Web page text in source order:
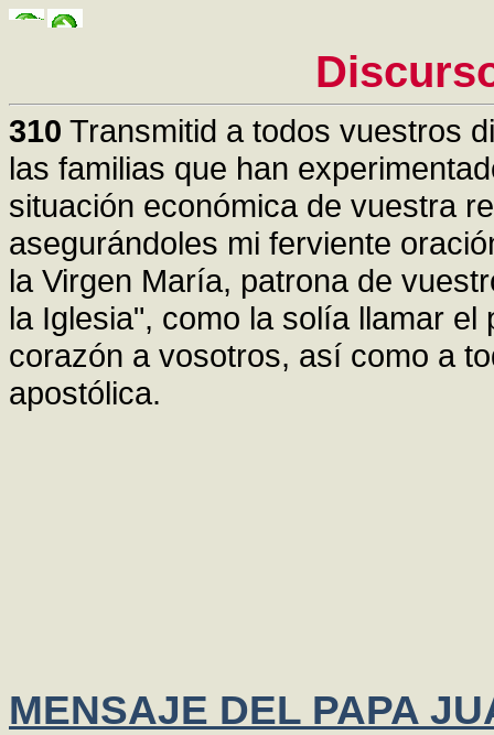
310 Transmitid a todos vuestros
las familias que han
situación económica de vuestra
asegurándoles mi ferviente
la Virgen María, patrona de
la Iglesia", como la solía llamar
corazón a vosotros, así como a
apostólica.
MENSAJE DEL PAPA